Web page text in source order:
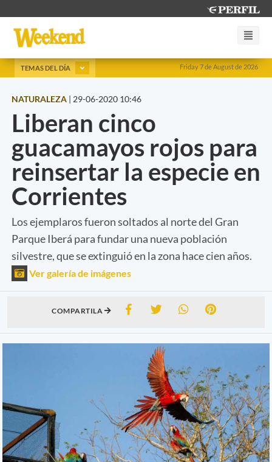
Friday 7 de August de 2026
TEMAS DEL DÍA
NATURALEZA | 29-06-2020 10:46
Liberan cinco
guacamayos rojos para
reinsertar la especie en
Corrientes
Los ejemplaros fueron soltados al norte del Gran
Parque Iberá para fundar una nueva población
silvestre, que se extinguió en la zona hace cien años.
Ver galería de imágenes
COMPARTILA